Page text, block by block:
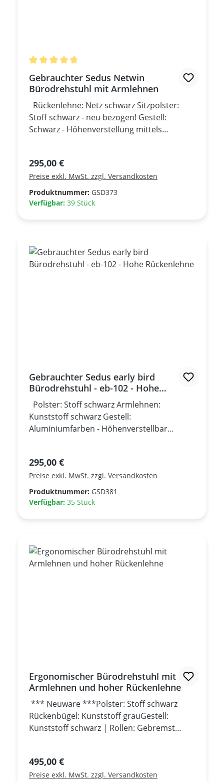
Durchschnittliche Bewertung von 4.75 von 5
Gebrauchter Sedus Netwin
Bürodrehstuhl mit Armlehnen
Rückenlehne: Netz schwarz Sitzpolster:
Stoff schwarz - neu bezogen! Gestell:
Schwarz - Höhenverstellung mittels
verstellbar - Synchronmechanik mit
einstellbarer Rückhaltekraft - Rückenlehne
in drei Positionen arretierbar -
Sitztiefenverstellung *** Gebrauchtmöbel,
Regulärer Preis:
295,00 €
Preise exkl. MwSt. zzgl. Versandkosten
Produktnummer: GSD373
Verfügbar: 39 Stück
Gebrauchter Sedus early bird
Bürodrehstuhl - eb-102 - Hohe
Rückenlehne
Polster: Stoff schwarz Armlehnen:
Kunststoff schwarz Gestell:
Aluminiumfarben - Höhenverstellbar
mit manueller Federkrafteinstellung -
Rückenlehne in drei Positionen arretierbar -
Höhenverstellbare Lordosenstütze
+++Gebrauchtmöbel+++
Regulärer Preis:
295,00 €
Preise exkl. MwSt. zzgl. Versandkosten
Produktnummer: GSD381
Verfügbar: 35 Stück
Ergonomischer Bürodrehstuhl mit
Armlehnen und hoher Rückenlehne
*** Neuware ***Polster: Stoff schwarz
Rückenbügel: Kunststoff grauGestell:
Kunststoff schwarz | Rollen: Gebremst
mmSynchronmechanik mit automatischer
Federkrafteinstellung Rückenlehne in
Regulärer Preis:
495,00 €
Preise exkl. MwSt. zzgl. Versandkosten